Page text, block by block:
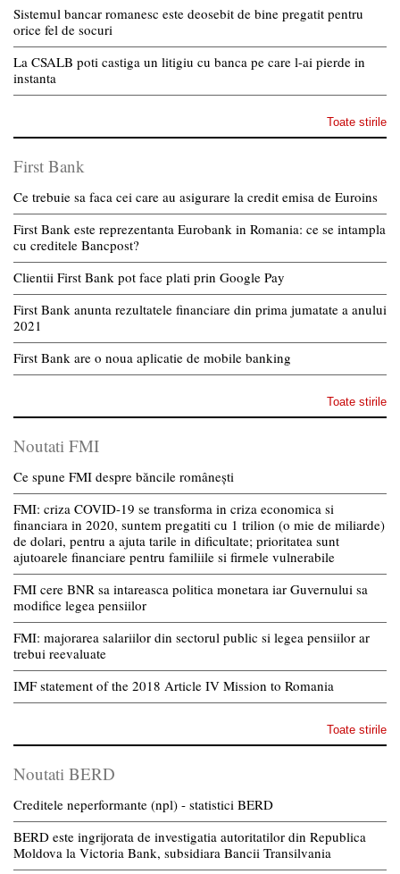
Sistemul bancar romanesc este deosebit de bine pregatit pentru
orice fel de socuri
La CSALB poti castiga un litigiu cu banca pe care l-ai pierde in
instanta
Toate stirile
First Bank
Ce trebuie sa faca cei care au asigurare la credit emisa de Euroins
First Bank este reprezentanta Eurobank in Romania: ce se intampla
cu creditele Bancpost?
Clientii First Bank pot face plati prin Google Pay
First Bank anunta rezultatele financiare din prima jumatate a anului
2021
First Bank are o noua aplicatie de mobile banking
Toate stirile
Noutati FMI
Ce spune FMI despre băncile românești
FMI: criza COVID-19 se transforma in criza economica si
financiara in 2020, suntem pregatiti cu 1 trilion (o mie de miliarde)
de dolari, pentru a ajuta tarile in dificultate; prioritatea sunt
ajutoarele financiare pentru familiile si firmele vulnerabile
FMI cere BNR sa intareasca politica monetara iar Guvernului sa
modifice legea pensiilor
FMI: majorarea salariilor din sectorul public si legea pensiilor ar
trebui reevaluate
IMF statement of the 2018 Article IV Mission to Romania
Toate stirile
Noutati BERD
Creditele neperformante (npl) - statistici BERD
BERD este ingrijorata de investigatia autoritatilor din Republica
Moldova la Victoria Bank, subsidiara Bancii Transilvania